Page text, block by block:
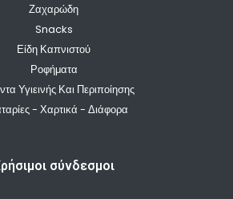
Ζαχαρώδη
Snacks
Είδη Καπνιστού
Ροφήματα
Υγιεινής Και Περιποίησης
- Χαρτικά - Διάφορα
σύνδεσμοι